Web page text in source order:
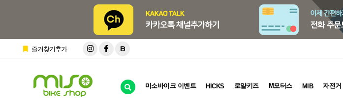
즐겨찾기추가 B
미소바이크 이벤트 HICKS 로얄키즈 M모터스 MIB 자전거